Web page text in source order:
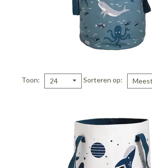
Toon 24 Sorteren op